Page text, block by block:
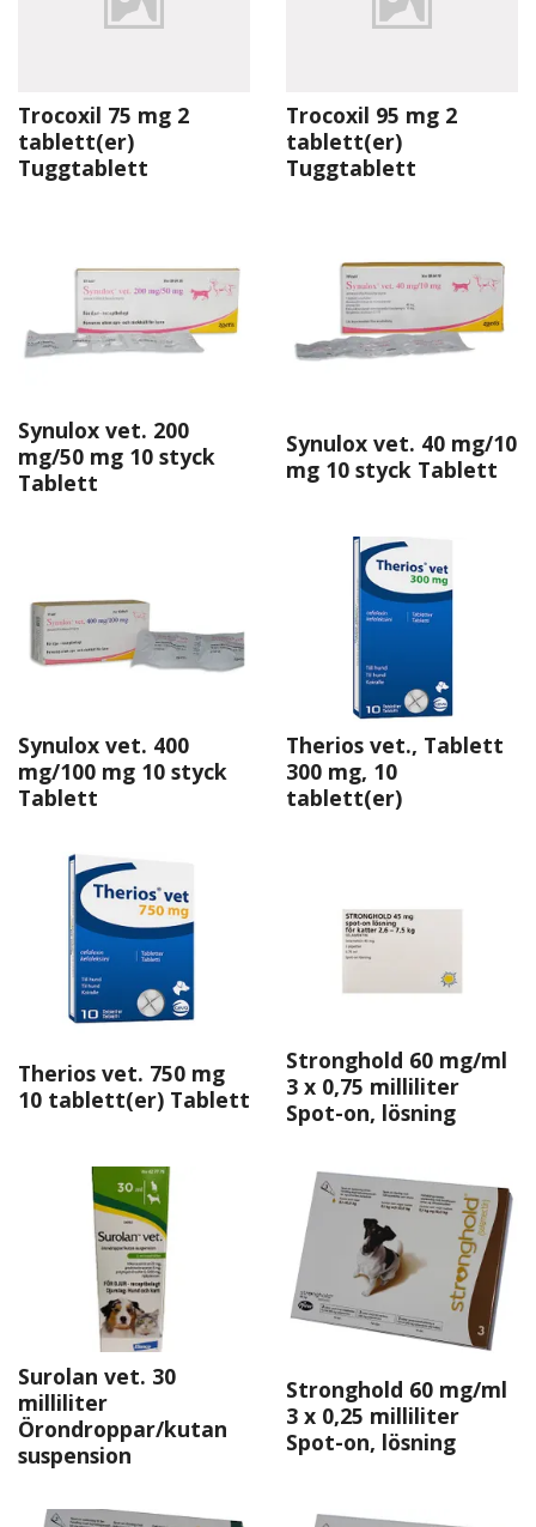
Trocoxil 75 mg 2
tablett(er)
Tuggtablett
Trocoxil 95 mg 2
tablett(er)
Tuggtablett
Synulox vet. 200
mg/50 mg 10 styck
Tablett
Synulox vet. 40 mg/10
mg 10 styck Tablett
Synulox vet. 400
mg/100 mg 10 styck
Tablett
Therios vet., Tablett
300 mg, 10
tablett(er)
Therios vet. 750 mg
10 tablett(er) Tablett
Stronghold 60 mg/ml
3 x 0,75 milliliter
Spot-on, lösning
Surolan vet. 30
milliliter
Örondroppar/kutan
suspension
Stronghold 60 mg/ml
3 x 0,25 milliliter
Spot-on, lösning